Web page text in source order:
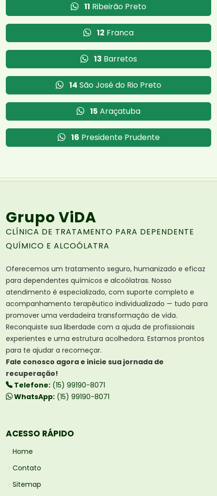
11 Ribeirão Preto
12 Franca
13 Barretos
14 São José do Rio Preto
15 Araçatuba
16 Presidente Prudente
Grupo ViDA
CLÍNICA DE TRATAMENTO PARA DEPENDENTE
QUÍMICO E ALCOÓLATRA
Oferecemos um tratamento seguro, humanizado e eficaz
para dependentes químicos e alcoólatras. Nosso
atendimento é especializado, com suporte completo e
acompanhamento terapêutico individualizado — tudo para
promover uma verdadeira transformação de vida.
Reconquiste sua liberdade com a ajuda de profissionais
experientes e uma estrutura acolhedora. Estamos prontos
para te ajudar a recomeçar.
Fale conosco agora e inicie sua jornada de
recuperação!
Telefone: (15) 99190-8071
WhatsApp: (15) 99190-8071
ACESSO RÁPIDO
Home
Contato
Sitemap